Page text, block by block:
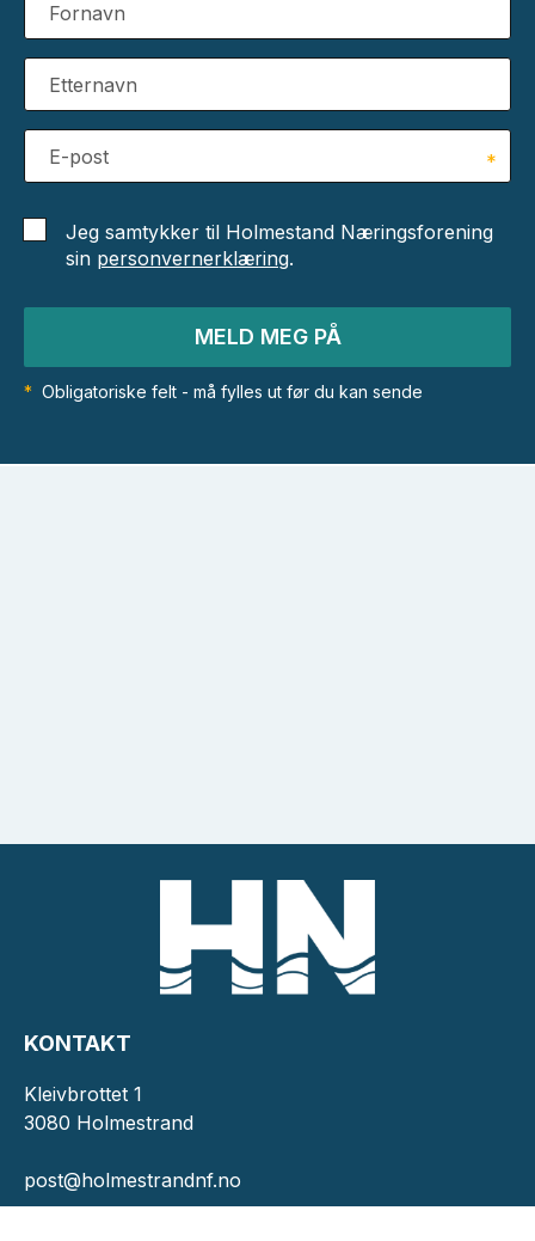
Fornavn
Etternavn
E-post *
Jeg samtykker til Holmestand Næringsforening
sin personvernerklæring.
MELD MEG PÅ
* Obligatoriske felt - må fylles ut før du kan sende
KONTAKT
Kleivbrottet 1
3080 Holmestrand
post@holmestrandnf.no